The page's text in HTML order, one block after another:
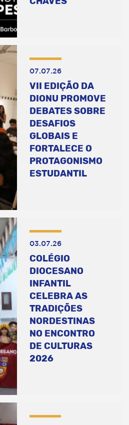
07.07.26
VII EDIÇÃO DA
DIONU PROMOVE
DEBATES SOBRE
DESAFIOS
GLOBAIS E
FORTALECE O
PROTAGONISMO
ESTUDANTIL
03.07.26
COLÉGIO
DIOCESANO
INFANTIL
CELEBRA AS
TRADIÇÕES
NORDESTINAS
NO ENCONTRO
DE CULTURAS
2026